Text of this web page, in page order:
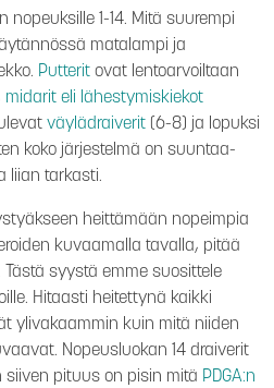
nopeuksille 1-14. Mitä suurempi
matalampi ja
Putterit ovat lentoarvoiltaan
midarit eli lähestymiskiekot
väylädraiverit (6-8) ja lopuksi
koko järjestelmä on suuntaa-
liian tarkasti.
heittämään nopeimpia
kuvaamalla tavalla, pitää
syystä emme suosittele
Hitaasti heitettynä kaikki
ylivakaammin kuin mitä niiden
Nopeusluokan 14 draiverit
pituus on pisin mitä PDGA:n